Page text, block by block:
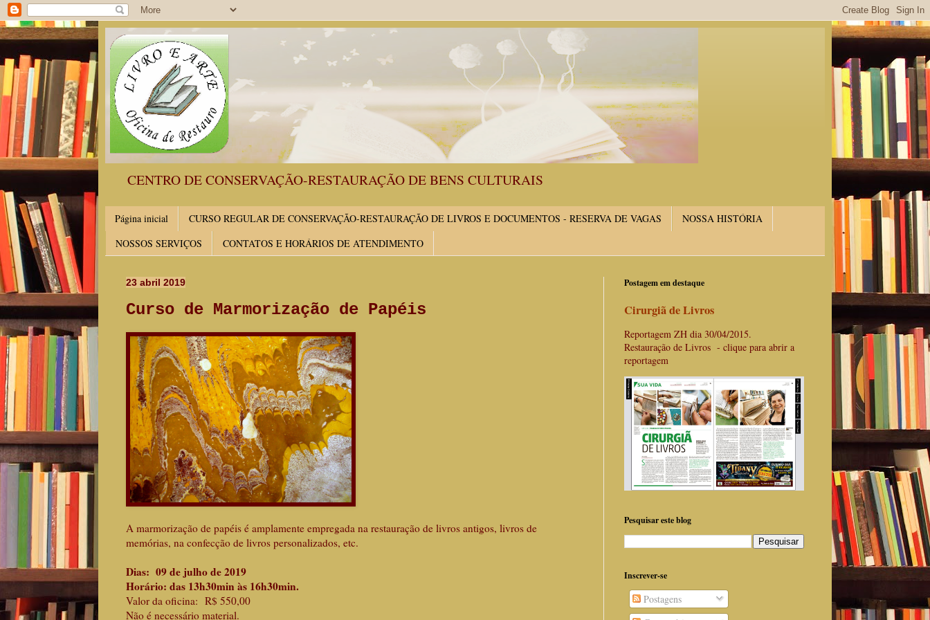
CENTRO DE CONSERVAÇÃO-RESTAURAÇÃO DE BENS CULTURAIS
Página inicial CURSO REGULAR DE CONSERVAÇÃO-RESTAURAÇÃO DE LIVROS E DOCUMENTOS - RESERVA DE VAGAS
NOSSA HISTÓRIA
NOSSOS SERVIÇOS
CONTATOS E HORÁRIOS DE ATENDIMENTO
23 abril 2019
Curso de Marmorização de Papéis
A marmorização de papéis é amplamente empregada na restauração de livros antigos, livros de
memórias, na confecção de livros personalizados, etc.
Dias: 09 de julho de 2019
Horário: das 13h30min às 16h30min.
Valor da oficina: R$ 550,00
Não é necessário material.
Postagem em destaque
Cirurgiã de Livros
Reportagem ZH dia 30/04/2015.
Restauração de Livros - clique para abrir a
reportagem
Pesquisar este blog
Inscrever-se
Postagens